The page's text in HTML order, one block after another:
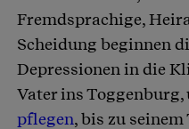
Fremdsprachige,
Scheidung beginnen
Depressionen in die
Vater ins Toggenburg,
pflegen, bis zu